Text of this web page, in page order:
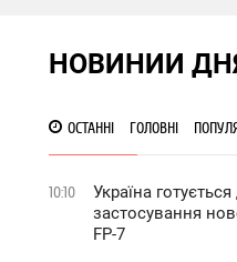
НОВИНИИ
ОСТАННІ ГОЛОВНІ
10:10
Україна
застосування
FP-7